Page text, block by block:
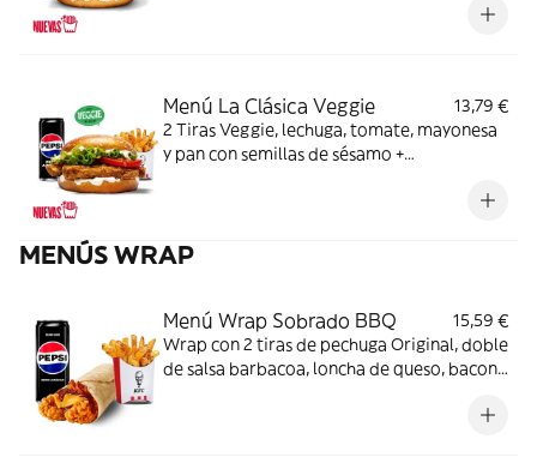
Menú La Clásica Veggie
13,79 €
2 Tiras Veggie, lechuga, tomate, mayonesa
y pan con semillas de sésamo +
MENÚS WRAP
Menú Wrap Sobrado BBQ
15,59 €
Wrap con 2 tiras de pechuga Original, doble
de salsa barbacoa, loncha de queso, bacon